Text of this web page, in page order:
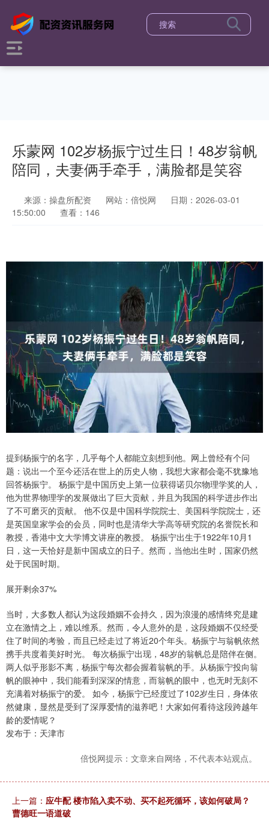
乐蒙网 102岁杨振宁过生日！48岁翁帆
陪同，夫妻俩手牵手，满脸都是笑容
来源：操盘所配资 网站：倍悦网
日期：2026-03-01
15:50:00
查看：146
提到杨振宁的名字，几乎每个人都能立刻想到他。网上曾经有个问
题：说出一个至今还活在世上的历史人物，我想大家都会毫不犹豫地
回答杨振宁。 杨振宁是中国历史上第一位获得诺贝尔物理学奖的人，
他为世界物理学的发展做出了巨大贡献，并且为我国的科学进步作出
了不可磨灭的贡献。 他不仅是中国科学院院士、美国科学院院士，还
是英国皇家学会的会员，同时也是清华大学高等研究院的名誉院长和
教授，香港中文大学博文讲座的教授。 杨振宁出生于1922年10月1
日，这一天恰好是新中国成立的日子。然而，当他出生时，国家仍然
处于民国时期。
展开剩余37%
当时，大多数人都认为这段婚姻不会持久，因为浪漫的感情终究是建
立在激情之上，难以维系。然而，令人意外的是，这段婚姻不仅经受
住了时间的考验，而且已经走过了将近20个年头。杨振宁与翁帆依然
携手共度着美好时光。 每次杨振宁出现，48岁的翁帆总是陪伴在侧。
两人似乎形影不离，杨振宁每次都会握着翁帆的手。从杨振宁投向翁
帆的眼神中，我们能看到深深的情意，而翁帆的眼中，也无时无刻不
充满着对杨振宁的爱。 如今，杨振宁已经度过了102岁生日，身体依
然健康，显然是受到了深厚爱情的滋养吧！大家如何看待这段跨越年
龄的爱情呢？
发布于：天津市
倍悦网提示：文章来自网络，不代表本站观点。
上一篇： 应牛配 楼市陷入卖不动、买不起死循环，该如何破局？
曹德旺一语道破